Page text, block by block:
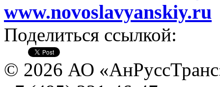
www.novoslavyanskiy.ru
Поделиться ссылкой:
© 2026 АО